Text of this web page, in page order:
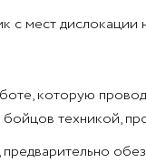
мест дислокации
которую
техникой,